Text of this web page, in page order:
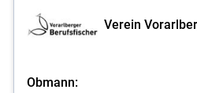
Verein
Obmann: